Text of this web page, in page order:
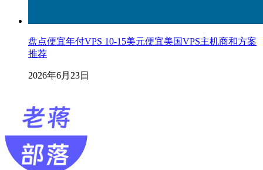
盘点便宜年付VPS 10-15美元便宜美国VPS主机商和方案
推荐
2026年6月23日